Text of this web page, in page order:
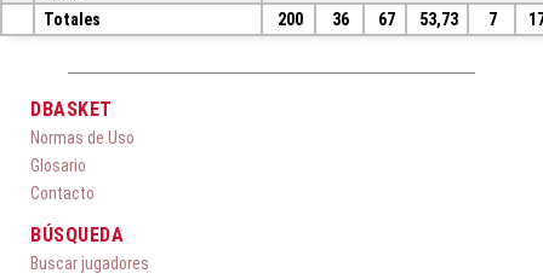
Totales
200 36 67 53,73 7
DBASKET
Normas de Uso
Glosario
Contacto
BÚSQUEDA
Buscar jugadores